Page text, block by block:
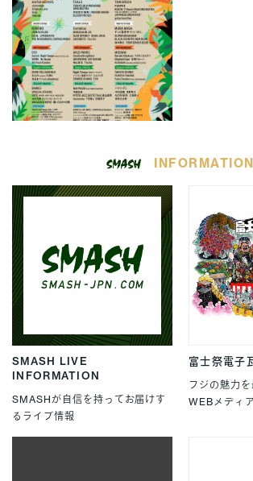
INFORMATION
SMASH LIVE
INFORMATION
SMASHが自信を持ってお届けす
るライブ情報
富士祭電子
フジの魅力
WEBメディア